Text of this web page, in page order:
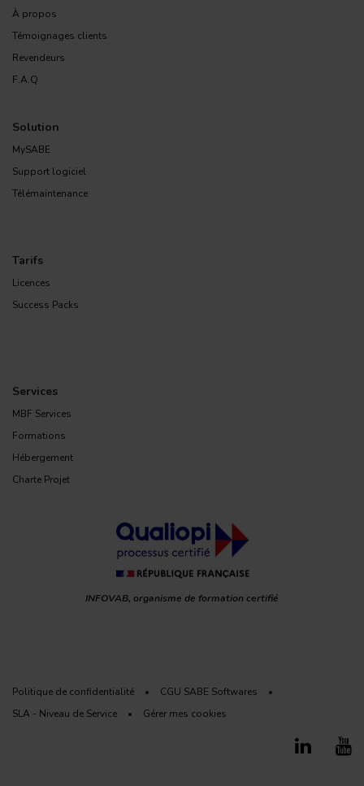
À propos
Témoignages clients
Revendeurs
F.A.Q
Solution
MySABE
Support logiciel
Télémaintenance
Tarifs
Licences
Success Packs
Services
MBF Services
Formations
Hébergement
Charte Projet
INFOVAB, organisme de formation certifié
Politique de confidentialité • CGU SABE Softwares
•
SLA - Niveau de Service
• Gérer mes cookies